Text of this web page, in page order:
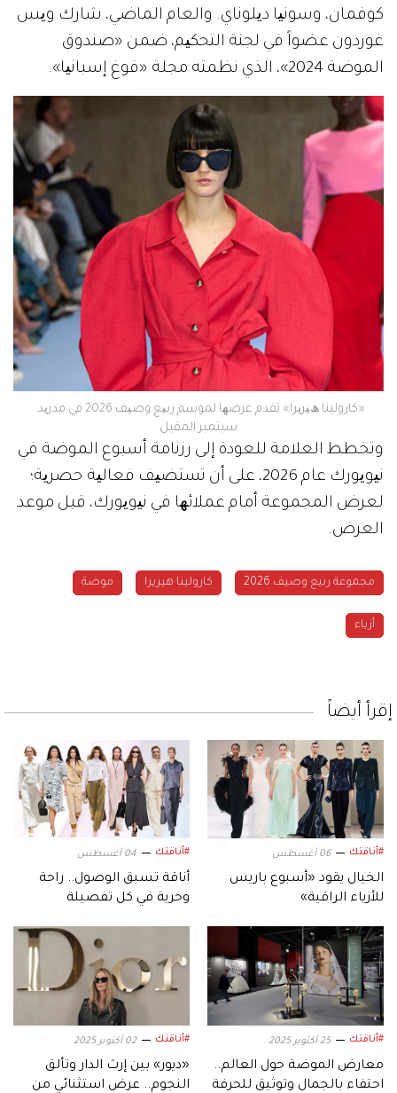
ﻛﻮﻓﻤﺎن، وﺳﻮﻧﯿﺎ دﯾﻠﻮﻧﺎي. واﻟﻌﺎم اﻟﻤﺎﺿﻲ، ﺷﺎرك وﯾﺲ
ﻏﻮردون عضواً ﻓﻲ ﻟﺠﻨﺔ اﻟﺘﺤﻜﯿﻢ، ﺿﻤﻦ «ﺻﻨﺪوق
اﻟﻤﻮﺿﺔ 2024»، اﻟﺬي نظمته مجلة «ﻓﻮغ إﺳﺒﺎﻧﯿﺎ».
«كارولينا ھﯿﺮﯾﺮا» تقدم ﻋﺮﺿﮭﺎ ﻟﻤﻮﺳﻢ رﺑﯿﻊ وﺻﯿﻒ 2026 ﻓﻲ ﻣﺪرﯾﺪ..
سبتمبر المقبل
وﺗﺨﻄﻂ اﻟﻌﻼﻣﺔ ﻟﻠﻌﻮدة إﻟﻰ رزﻧﺎﻣﺔ أﺳﺒﻮع اﻟﻤﻮﺿﺔ ﻓﻲ
ﻧﯿﻮﯾﻮرك ﻋﺎم 2026، ﻋﻠﻰ أن ﺗﺴﺘﻀﯿﻒ ﻓﻌﺎﻟﯿﺔ ﺣﺼﺮﯾﺔ؛
ﻟﻌﺮض اﻟﻤﺠﻤﻮﻋﺔ أﻣﺎم ﻋﻤﻼﺋﮭﺎ ﻓﻲ ﻧﯿﻮﯾﻮرك، ﻗﺒﻞ ﻣﻮﻋﺪ
اﻟﻌﺮض.
مجموعة ربيع وصيف 2026 كارولينا هيريرا موضة
أزياء
إقرأ أيضاً
#أناقتك 06 أغسطس
الخيال يقود «أسبوع باريس
للأزياء الراقية»
#أناقتك 04 أغسطس
أناقة تسبق الوصول.. راحة
وحرية في كل تفصيلة
#أناقتك 25 أكتوبر 2025
معارض الموضة حول العالم..
احتفاء بالجمال وتوثيق للحرفة
#أناقتك 02 أكتوبر 2025
«ديور» بين إرث الدار وتألق
النجوم.. عرض استثنائي من